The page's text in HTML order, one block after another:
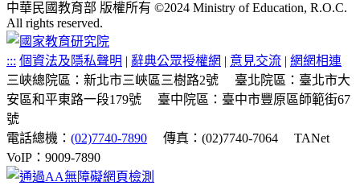
中華民國教育部 版權所有 ©2024 Ministry of Education, R.O.C.
All rights reserved.
::: 個資法及隱私聲明 | 辭典公眾授權網 | 意見交流 | 網網相連
三峽總院區：新北市三峽區三樹路2號
臺北院區：臺北市大
安區和平東路一段179號
臺中院區：臺中市豐原區師範街67
號
電話總機： (02)7740-7890 傳真：(02)7740-7064
TANet
VoIP：9009-7890